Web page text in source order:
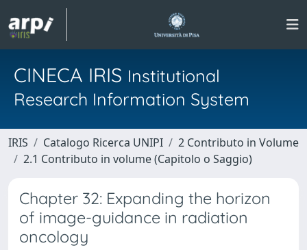
CINECA IRIS Institutional
Research Information System
IRIS Catalogo Ricerca UNIPI
2 Contributo in Volume
2.1 Contributo in volume (Capitolo o Saggio)
Chapter 32: Expanding the horizon
of image-guidance in radiation
oncology